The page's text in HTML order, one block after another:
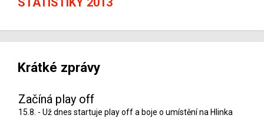
Krátké zprávy
Začíná play off
15.8. - Už dnes startuje play off a boje o umístění na Hlinka